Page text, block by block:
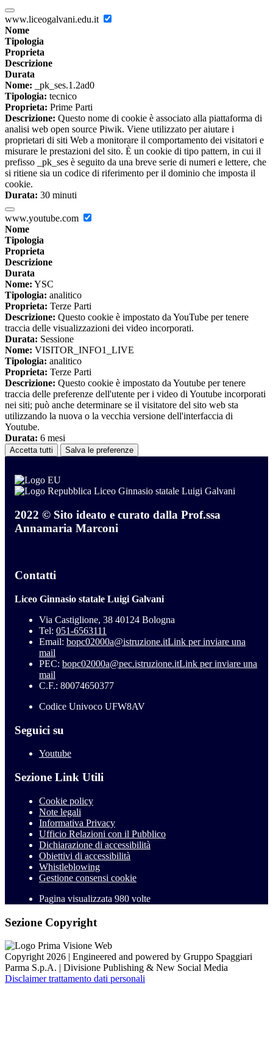
www.liceogalvani.edu.it
Nome
Tipologia
Proprieta
Descrizione
Durata
Nome: _pk_ses.1.2ad0
Tipologia: tecnico
Proprieta: Prime Parti
Descrizione: Questo nome di cookie è associato alla piattaforma di
analisi web open source Piwik. Viene utilizzato per aiutare i
proprietari di siti Web a monitorare il comportamento dei visitatori e
misurare le prestazioni del sito. È un cookie di tipo pattern, in cui il
prefisso _pk_ses è seguito da una breve serie di numeri e lettere, che
si ritiene sia un codice di riferimento per il dominio che imposta il
cookie.
Durata: 30 minuti
www.youtube.com
Nome
Tipologia
Proprieta
Descrizione
Durata
Nome: YSC
Tipologia: analitico
Proprieta: Terze Parti
Descrizione: Questo cookie è impostato da YouTube per tenere
traccia delle visualizzazioni dei video incorporati.
Durata: Sessione
Nome: VISITOR_INFO1_LIVE
Tipologia: analitico
Proprieta: Terze Parti
Descrizione: Questo cookie è impostato da Youtube per tenere
traccia delle preferenze dell'utente per i video di Youtube incorporati
nei siti; può anche determinare se il visitatore del sito web sta
utilizzando la nuova o la vecchia versione dell'interfaccia di
Youtube.
Durata: 6 mesi
Accetta tutti Salva le preferenze
Liceo Ginnasio statale Luigi Galvani
2022 © Sito ideato e curato dalla Prof.ssa
Annamaria Marconi
Contatti
Liceo Ginnasio statale Luigi Galvani
Via Castiglione, 38 40124 Bologna
Tel: 051-6563111
Email: bopc02000a@istruzione.itLink per inviare una
mail
PEC: bopc02000a@pec.istruzione.itLink per inviare una
mail
C.F.: 80074650377
Codice Univoco UFW8AV
Seguici su
Youtube
Sezione Link Utili
Cookie policy
Note legali
Informativa Privacy
Ufficio Relazioni con il Pubblico
Dichiarazione di accessibilità
Obiettivi di accessibilità
Whistleblowing
Gestione consensi cookie
Pagina visualizzata 980 volte
Sezione Copyright
Copyright 2026 | Engineered and powered by Gruppo Spaggiari
Parma S.p.A. | Divisione Publishing & New Social Media
Disclaimer trattamento dati personali